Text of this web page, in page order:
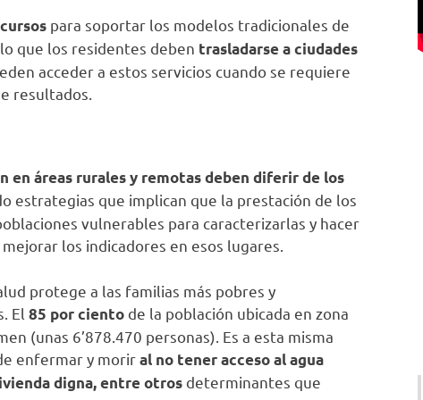
para soportar los modelos tradicionales de
que los residentes deben trasladarse a ciudades
acceder a estos servicios cuando se requiere
resultados.
en áreas rurales y remotas deben diferir de los
estrategias que implican que la prestación de los
vulnerables para caracterizarlas y hacer
los indicadores en esos lugares.
protege a las familias más pobres y
El 85 por ciento de la población ubicada en zona
(unas 6’878.470 personas). Es a esta misma
enfermar y moriral no tener acceso al agua
digna, entreotros determinantes que